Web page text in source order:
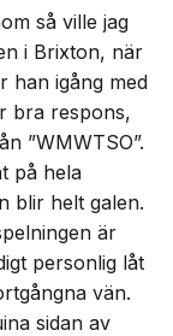
så ville jag
i Brixton, när
han igång med
bra respons,
”WMWTSO”.
på hela
blir helt galen.
är
personlig låt
vän.
sidan av